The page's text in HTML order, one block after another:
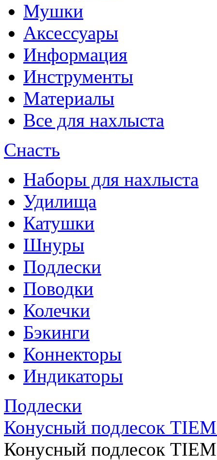
Мушки
Аксессуары
Информация
Инструменты
Материалы
Все для нахлыста
Снасть
Наборы для нахлыста
Удилища
Катушки
Шнуры
Подлески
Поводки
Колечки
Бэкинги
Коннекторы
Индикаторы
Подлески
Конусный подлесок
Конусный подлесок